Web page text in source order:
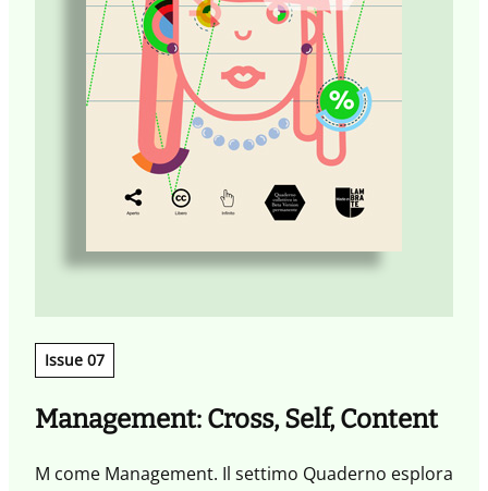
Issue 07
Management: Cross, Self, Content
M come Management. Il settimo Quaderno esplora